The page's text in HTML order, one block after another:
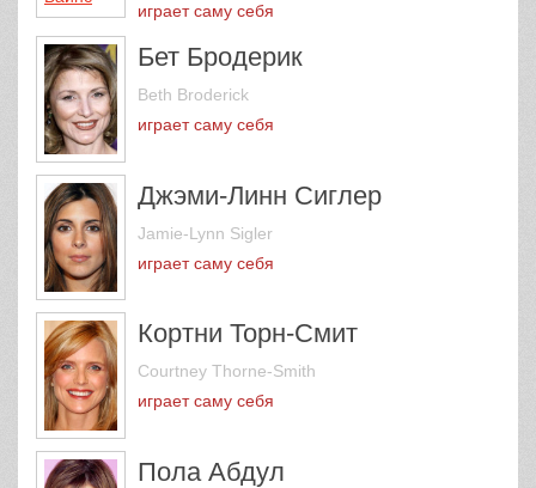
играет саму себя
Бет Бродерик
Beth Broderick
играет саму себя
Джэми-Линн Сиглер
Jamie-Lynn Sigler
играет саму себя
Кортни Торн-Смит
Courtney Thorne-Smith
играет саму себя
Пола Абдул